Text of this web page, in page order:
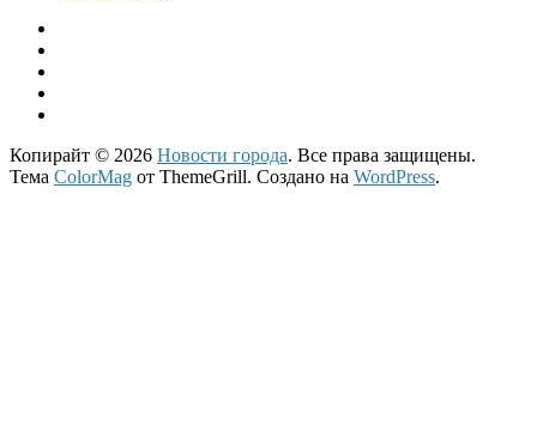
Копирайт © 2026 Новости города. Все права защищены.
Тема ColorMag от ThemeGrill. Создано на WordPress.